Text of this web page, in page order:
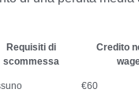
Requisiti di
scommessa
Credito
€60